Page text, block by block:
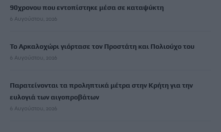
90χρονου που εντοπίστηκε μέσα σε καταψύκτη
6 Αυγούστου, 2026
Το Αρκαλοχώρι γιόρτασε τον Προστάτη και Πολιούχο του
6 Αυγούστου, 2026
Παρατείνονται τα προληπτικά μέτρα στην Κρήτη για την
ευλογιά των αιγοπροβάτων
6 Αυγούστου, 2026